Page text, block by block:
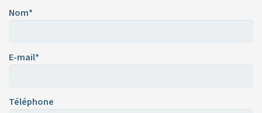
Nom*
E-mail*
Téléphone